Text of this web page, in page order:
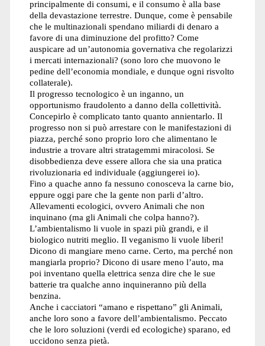
principalmente di consumi, e il consumo è alla base
della devastazione terrestre. Dunque, come è pensabile
che le multinazionali spendano miliardi di denaro a
favore di una diminuzione del profitto? Come
auspicare ad un’autonomia governativa che regolarizzi
i mercati internazionali? (sono loro che muovono le
pedine dell’economia mondiale, e dunque ogni risvolto
collaterale).
Il progresso tecnologico è un inganno, un
opportunismo fraudolento a danno della collettività.
Concepirlo è complicato tanto quanto annientarlo. Il
progresso non si può arrestare con le manifestazioni di
piazza, perché sono proprio loro che alimentano le
industrie a trovare altri stratagemmi miracolosi. Se
disobbedienza deve essere allora che sia una pratica
rivoluzionaria ed individuale (aggiungerei io).
Fino a quache anno fa nessuno conosceva la carne bio,
eppure oggi pare che la gente non parli d’altro.
Allevamenti ecologici, ovvero Animali che non
inquinano (ma gli Animali che colpa hanno?).
L’ambientalismo li vuole in spazi più grandi, e il
biologico nutriti meglio. Il veganismo li vuole liberi!
Dicono di mangiare meno carne. Certo, ma perché non
mangiarla proprio? Dicono di usare meno l’auto, ma
poi inventano quella elettrica senza dire che le sue
batterie tra qualche anno inquineranno più della
benzina.
Anche i cacciatori “amano e rispettano” gli Animali,
anche loro sono a favore dell’ambientalismo. Peccato
che le loro soluzioni (verdi ed ecologiche) sparano, ed
uccidono senza pietà.